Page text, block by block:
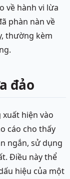
về hành vi lừa
phàn nàn về
thường kèm
đảo
xuất hiện vào
cáo cho thấy
ngắn, sử dụng
Điều này thể
hiệu của một